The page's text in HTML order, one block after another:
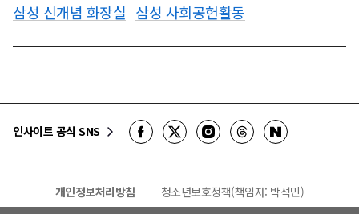
삼성 신개념 화장실 삼성 사회공헌활동
인사이트 공식 SNS
개인정보처리방침
청소년보호정책(책임자: 박석민)